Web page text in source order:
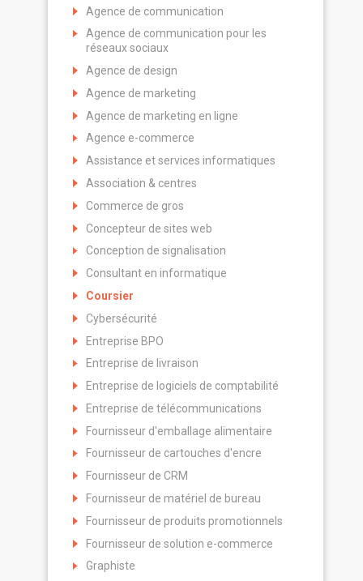
Agence de communication
Agence de communication pour les
réseaux sociaux
Agence de design
Agence de marketing
Agence de marketing en ligne
Agence e-commerce
Assistance et services informatiques
Association & centres
Commerce de gros
Concepteur de sites web
Conception de signalisation
Consultant en informatique
Coursier
Cybersécurité
Entreprise BPO
Entreprise de livraison
Entreprise de logiciels de comptabilité
Entreprise de télécommunications
Fournisseur d'emballage alimentaire
Fournisseur de cartouches d'encre
Fournisseur de CRM
Fournisseur de matériel de bureau
Fournisseur de produits promotionnels
Fournisseur de solution e-commerce
Graphiste